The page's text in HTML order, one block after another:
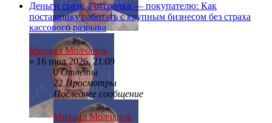
Деньги сразу, а отсрочка — покупателю: Как
поставщику работать с крупным бизнесом без страха
кассового разрыва
Михаил Молчанов
» 16 июл 2026, 21:09
0Ответы
22Просмотры
Последнее сообщение
Михаил Молчанов